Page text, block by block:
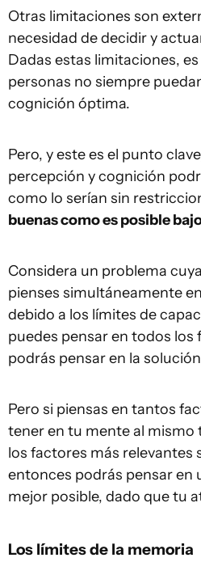
Otras limitaciones son
necesidad de decidir y
Dadas estas limitaciones,
personas no siempre
cognición óptima.
Pero, y este es el punto
percepción y cognición
como lo serían sin
buenas como es posible
Considera un problema
pienses simultáneamente
debido a los límites de
puedes pensar en todos los
podrás pensar en la
Pero si piensas en tantos
tener en tu mente al mismo
los factores más relevantes
entonces podrás pensar en
mejor posible, dado que tu
Los límites de la memoria